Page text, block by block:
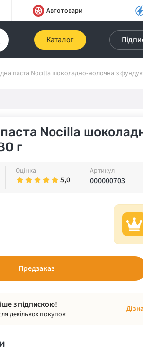
Автотовари
Каталог
паста Nocilla шоколадно-молочна з
Nocilla
г
Оцінка
5,0
Артикул
000000703
Предзаказ
з підпискою!
декількох покупок